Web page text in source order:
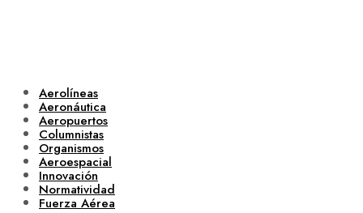
Aerolíneas
Aeronáutica
Aeropuertos
Columnistas
Organismos
Aeroespacial
Innovación
Normatividad
Fuerza Aérea